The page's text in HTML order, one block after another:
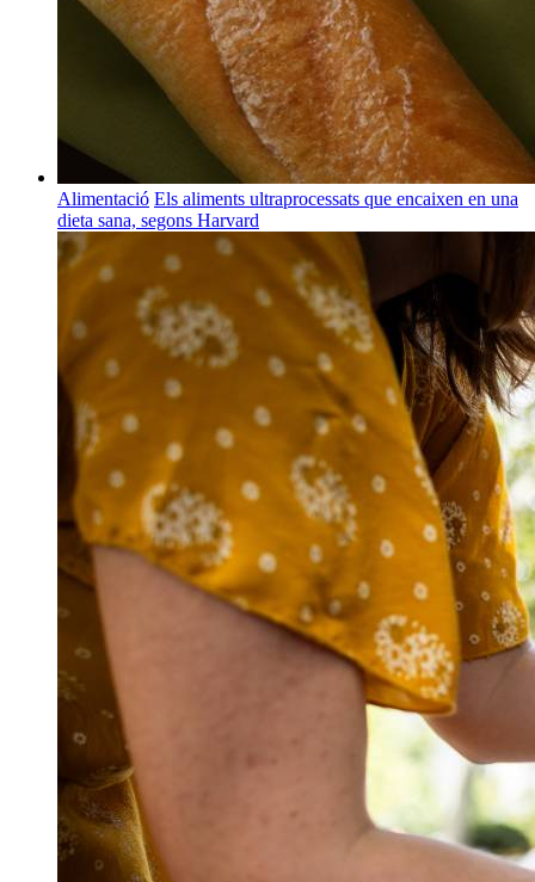
Alimentació Els aliments ultraprocessats que encaixen en una
dieta sana, segons Harvard